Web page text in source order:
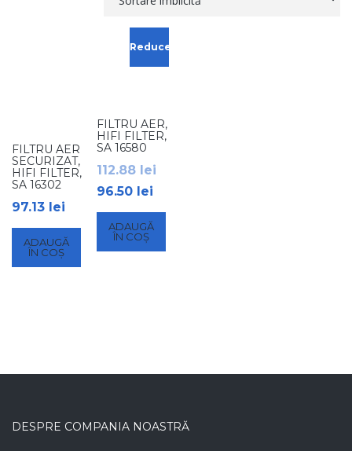
FILTRU AER
SECURIZAT,
HIFI FILTER,
SA 16302
97.13 lei
ADAUGĂ
ÎN COȘ
Reduceri!
FILTRU AER,
HIFI FILTER,
SA 16580
112.88 lei
96.50 lei
ADAUGĂ
ÎN COȘ
DESPRE COMPANIA NOASTRĂ